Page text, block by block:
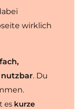
wirklich
. Du
es kurze